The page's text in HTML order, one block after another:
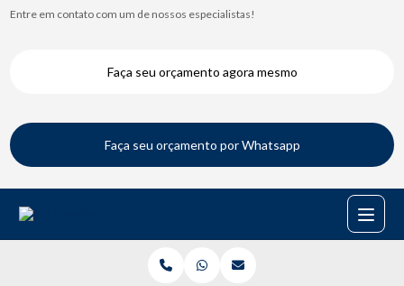
Entre em contato com um de nossos especialistas!
Faça seu orçamento agora mesmo
Faça seu orçamento por Whatsapp